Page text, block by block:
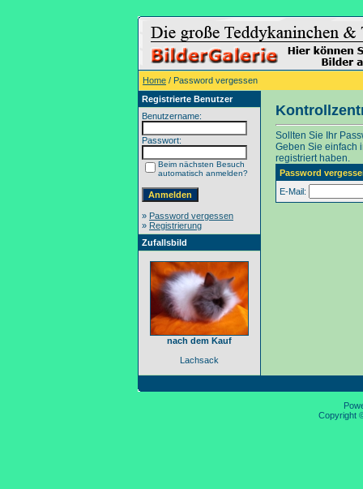
Home / Password vergessen
Registrierte Benutzer
Benutzername:
Passwort:
Beim nächsten Besuch
automatisch anmelden?
» Password vergessen
» Registrierung
Zufallsbild
nach dem Kauf
Lachsack
Sollten Sie Ihr
Geben Sie einfach
registriert haben.
Password
E-Mail:
Copyright